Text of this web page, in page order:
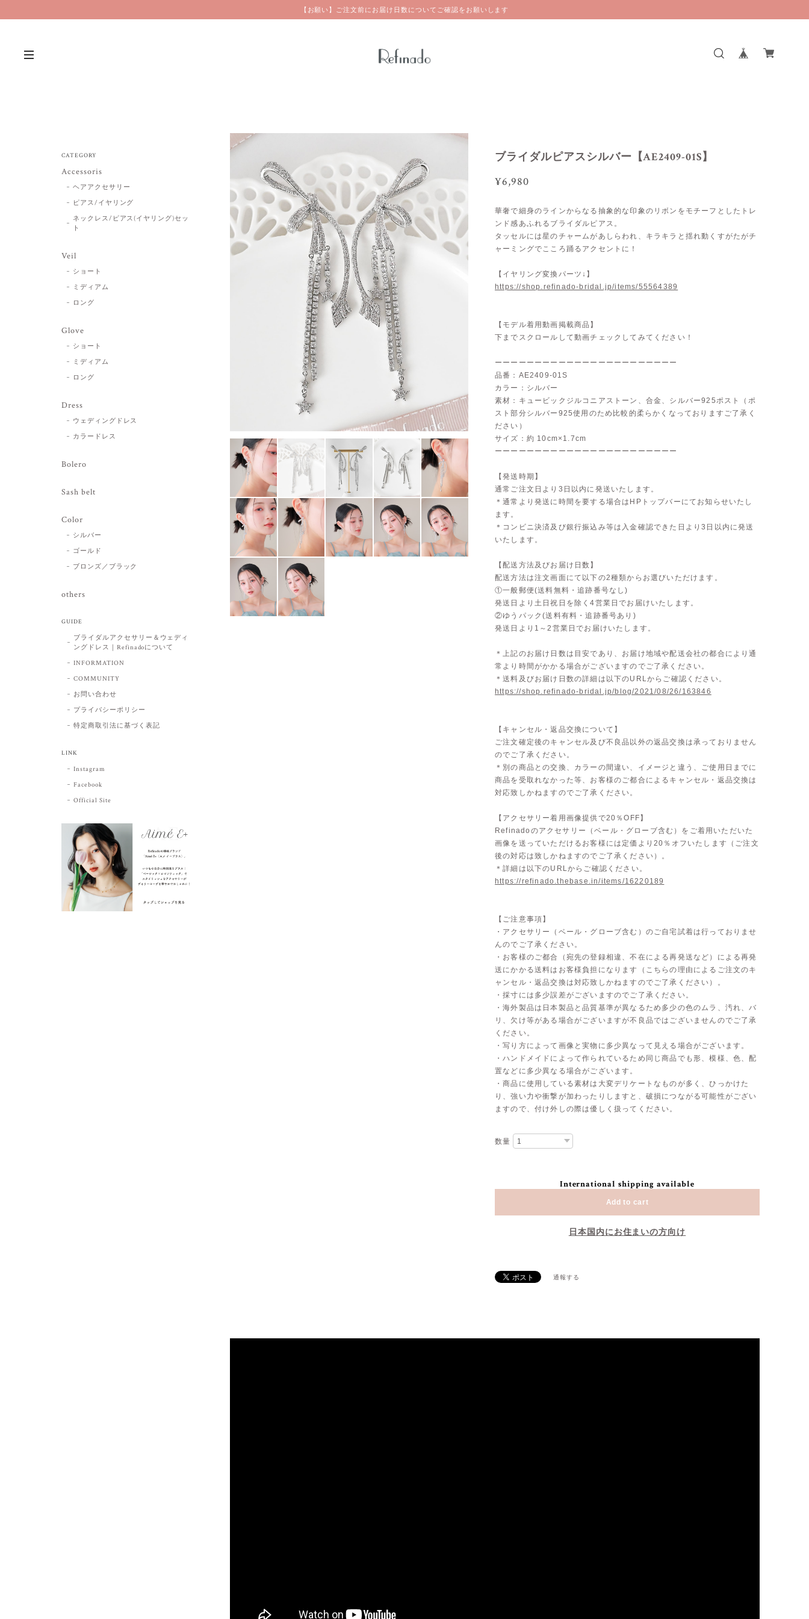
【お願い】ご注文前にお届け日数についてご確認をお願いします
ブライダルピアスシルバー【AE2409-01S】
¥6,980
華奢で細身のラインからなる抽象的な印象のリボンをモチーフとしたトレ
ンド感あふれるブライダルピアス。
タッセルには星のチャームがあしらわれ、キラキラと揺れ動くすがたがチ
ャーミングでこころ踊るアクセントに！
【イヤリング変換パーツ↓】
https://shop.refinado-bridal.jp/items/55564389
【モデル着用動画掲載商品】
下までスクロールして動画チェックしてみてください！
ーーーーーーーーーーーーーーーーーーーーーーー
品番：AE2409-01S
カラー：シルバー
素材：キュービックジルコニアストーン、合金、シルバー925ポスト（ポ
スト部分シルバー925使用のため比較的柔らかくなっておりますご了承く
ださい）
サイズ：約 10cm×1.7cm
ーーーーーーーーーーーーーーーーーーーーーーー
【発送時期】
通常ご注文日より3日以内に発送いたします。
＊通常より発送に時間を要する場合はHPトップバーにてお知らせいたし
ます。
＊コンビニ決済及び銀行振込み等は入金確認できた日より3日以内に発送
いたします。
【配送方法及びお届け日数】
配送方法は注文画面にて以下の2種類からお選びいただけます。
①一般郵便(送料無料・追跡番号なし)
発送日より土日祝日を除く4営業日でお届けいたします。
②ゆうパック(送料有料・追跡番号あり)
発送日より1～2営業日でお届けいたします。
＊上記のお届け日数は目安であり、お届け地域や配送会社の都合により通
常より時間がかかる場合がございますのでご了承ください。
＊送料及びお届け日数の詳細は以下のURLからご確認ください。
https://shop.refinado-bridal.jp/blog/2021/08/26/163846
【キャンセル・返品交換について】
ご注文確定後のキャンセル及び不良品以外の返品交換は承っておりません
のでご了承ください。
＊別の商品との交換、カラーの間違い、イメージと違う、ご使用日までに
商品を受取れなかった等、お客様のご都合によるキャンセル・返品交換は
対応致しかねますのでご了承ください。
【アクセサリー着用画像提供で20％OFF】
Refinadoのアクセサリー（ベール・グローブ含む）をご着用いただいた
画像を送っていただけるお客様には定価より20％オフいたします（ご注文
後の対応は致しかねますのでご了承ください）。
＊詳細は以下のURLからご確認ください。
https://refinado.thebase.in/items/16220189
【ご注意事項】
・アクセサリー（ベール・グローブ含む）のご自宅試着は行っておりませ
んのでご了承ください。
・お客様のご都合（宛先の登録相違、不在による再発送など）による再発
送にかかる送料はお客様負担になります（こちらの理由によるご注文のキ
ャンセル・返品交換は対応致しかねますのでご了承ください）。
・採寸には多少誤差がございますのでご了承ください。
・海外製品は日本製品と品質基準が異なるため多少の色のムラ、汚れ、バ
リ、欠け等がある場合がございますが不良品ではございませんのでご了承
ください。
・写り方によって画像と実物に多少異なって見える場合がございます。
・ハンドメイドによって作られているため同じ商品でも形、模様、色、配
置などに多少異なる場合がございます。
・商品に使用している素材は大変デリケートなものが多く、ひっかけた
り、強い力や衝撃が加わったりしますと、破損につながる可能性がござい
ますので、付け外しの際は優しく扱ってください。
数量
International shipping available
Add to cart
日本国内にお住まいの方向け
通報する
CATEGORY
Accessoris
ヘアアクセサリー
ピアス/イヤリング
ネックレス/ピアス(イヤリング)セッ
ト
Veil
ショート
ミディアム
ロング
Glove
ショート
ミディアム
ロング
Dress
ウェディングドレス
カラードレス
Bolero
Sash belt
Color
シルバー
ゴールド
ブロンズ／ブラック
others
GUIDE
ブライダルアクセサリー＆ウェディ
ングドレス｜Refinadoについて
INFORMATION
COMMUNITY
お問い合わせ
プライバシーポリシー
特定商取引法に基づく表記
LINK
Instagram
Facebook
Official Site